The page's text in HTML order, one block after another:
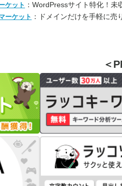
ケット ：WordPressサイト特化！
ーケット ：ドメインだけを手軽に売
＜